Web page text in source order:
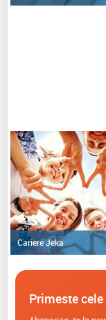
Cariere Jeka
Primeste